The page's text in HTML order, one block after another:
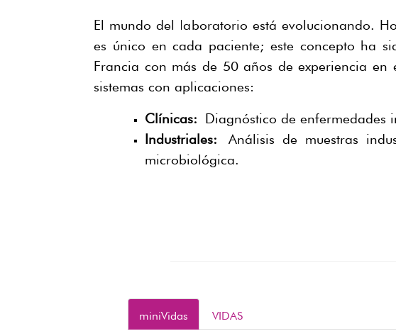
El mundo del laboratorio está evolucionando.
es único en cada paciente; este concepto ha
Francia con más de 50 años de experiencia en
sistemas con aplicaciones:
Clínicas: Diagnóstico de enfermedades
Industriales: Análisis de muestras
microbiológica.
miniVidas VIDAS